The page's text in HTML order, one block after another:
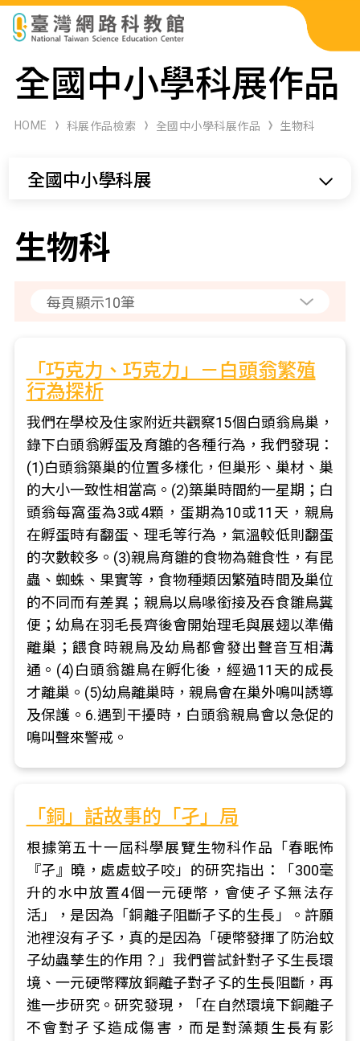
科展作品檢索
科學研習月刊
全國中小學科展作品
HOME 科展作品檢索 全國中小學科展作品 生物科
全國中小學科展
生物科
「巧克力、巧克力」－白頭翁繁殖
行為探析
我們在學校及住家附近共觀察15個白頭翁鳥巢，
錄下白頭翁孵蛋及育雛的各種行為，我們發現：
(1)白頭翁築巢的位置多樣化，但巢形、巢材、巢
的大小一致性相當高。(2)築巢時間約一星期；白
頭翁每窩蛋為3或4顆，蛋期為10或11天，親鳥
在孵蛋時有翻蛋、理毛等行為，氣溫較低則翻蛋
的次數較多。(3)親鳥育雛的食物為雜食性，有昆
蟲、蜘蛛、果實等，食物種類因繁殖時間及巢位
的不同而有差異；親鳥以鳥喙銜接及吞食雛鳥糞
便；幼鳥在羽毛長齊後會開始理毛與展翅以準備
離巢；餵食時親鳥及幼鳥都會發出聲音互相溝
通。(4)白頭翁雛鳥在孵化後，經過11天的成長
才離巢。(5)幼鳥離巢時，親鳥會在巢外鳴叫誘導
及保護。6.遇到干擾時，白頭翁親鳥會以急促的
鳴叫聲來警戒。
「銅」話故事的「孑」局
根據第五十一屆科學展覽生物科作品「春眠怖
『孑』曉，處處蚊子咬」的研究指出：「300毫
升的水中放置4個一元硬幣，會使孑孓無法存
活」，是因為「銅離子阻斷孑孓的生長」。許願
池裡沒有孑孓，真的是因為「硬幣發揮了防治蚊
子幼蟲孳生的作用？」我們嘗試針對孑孓生長環
境、一元硬幣釋放銅離子對孑孓的生長阻斷，再
進一步研究。研究發現，「在自然環境下銅離子
不會對孑孓造成傷害，而是對藻類生長有影